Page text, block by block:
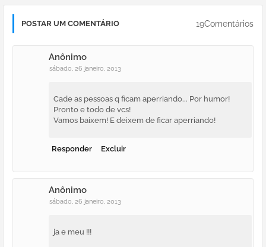
POSTAR UM COMENTÁRIO 19Comentários
Anônimo
sábado, 26 janeiro, 2013
Cade as pessoas q ficam aperriando... Por humor!
Pronto e todo de vcs!
Vamos baixem! E deixem de ficar aperriando!
Responder Excluir
Anônimo
sábado, 26 janeiro, 2013
ja e meu !!!